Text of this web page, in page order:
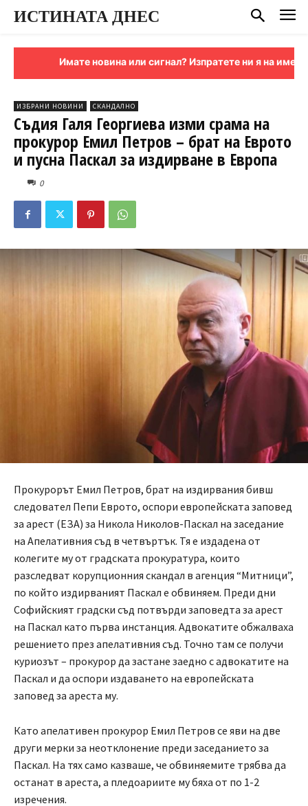
ИСТИНАТА ДНЕС
Имате новина или сигнал? Изпратете ни я на имейл:
ИЗБРАНИ НОВИНИ СКАНДАЛНО
Съдия Галя Георгиева изми срама на
прокурор Емил Петров – брат на Еврото
и пусна Паскал за издирване в Европа
0
Прокурорът Емил Петров, брат на издирвания бивш
следовател Пепи Еврото, оспори европейската заповед
за арест (ЕЗА) за Никола Николов-Паскал на заседание
на Апелативния съд в четвъртък. Тя е издадена от
колегите му от градската прокуратура, които
разследват корупционния скандал в агенция “Митници”,
по който издирваният Паскал е обвиняем. Преди дни
Софийският градски съд потвърди заповедта за арест
на Паскал като първа инстанция. Адвокатите обжалваха
решението през апелативния съд. Точно там се получи
куриозът – прокурор да застане заедно с адвокатите на
Паскал и да оспори издаването на европейската
заповед за ареста му.
Като апелативен прокурор Емил Петров се яви на две
други мерки за неотклонение преди заседанието за
Паскал. На тях само казваше, че обвиняемите трябва да
останат в ареста, а пледоариите му бяха от по 1-2
изречения.